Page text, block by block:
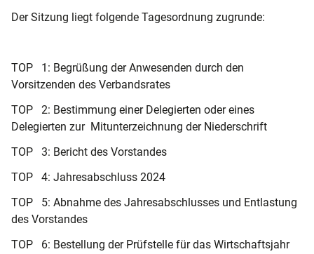
Der Sitzung liegt folgende Tagesordnung zugrunde:
TOP 1: Begrüßung der Anwesenden durch den
Vorsitzenden des Verbandsrates
TOP 2: Bestimmung einer Delegierten oder eines
Delegierten zur Mitunterzeichnung der Niederschrift
TOP 3: Bericht des Vorstandes
TOP 4: Jahresabschluss 2024
TOP 5: Abnahme des Jahresabschlusses und Entlastung
des Vorstandes
TOP 6: Bestellung der Prüfstelle für das Wirtschaftsjahr